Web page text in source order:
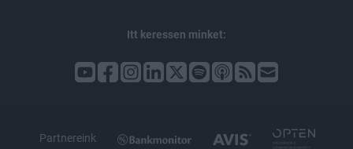
Itt keressen minket:
Partnereink